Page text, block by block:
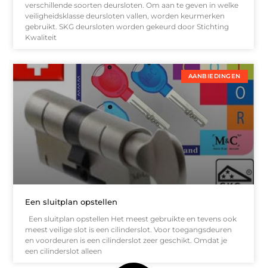
verschillende soorten deursloten. Om aan te geven in welke
veiligheidsklasse deursloten vallen, worden keurmerken
gebruikt. SKG deursloten worden gekeurd door Stichting
Kwaliteit
AANBIEDINGEN
Een sluitplan opstellen
Een sluitplan opstellen Het meest gebruikte en tevens ook
meest veilige slot is een cilinderslot. Voor toegangsdeuren
en voordeuren is een cilinderslot zeer geschikt. Omdat je
een cilinderslot alleen